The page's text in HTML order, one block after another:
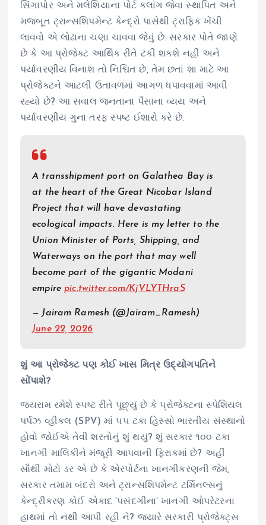
સિંગાપોર અને મલેશિયાના પોર્ટ ક્લાંગ જેવા સ્થાપિત અને
મજબૂત ટ્રાન્સશિપમેન્ટ કેન્દ્રો પાસેથી ટ્રાફિક ખેંચી
લાવવો એ લોઢાના ચણા ચાવવા જેવું છે. સરકાર પોતે જાણે
છે કે આ પ્રોજેક્ટ આર્થિક રીતે ટકી શકશે નહીં અને
પર્યાવરણીય વિનાશ તો નિશ્ચિત છે, તેમ છતાં શા માટે આ
પ્રોજેક્ટને આટલી ઉતાવળમાં આગળ ધપાવવામાં આવી
રહ્યો છે? આ સવાલ જનતાના પૈસાના વ્યય અને
પર્યાવરણીય ગુના તરફ સ્પષ્ટ ઈશારો કરે છે.
A transshipment port on Galathea Bay is
at the heart of the Great Nicobar Island
Project that will have devastating
ecological impacts. Here is my letter to the
Union Minister of Ports, Shipping, and
Waterways on the port that may well
become part of the gigantic Modani
empire pic.twitter.com/KjVLYTHraS
— Jairam Ramesh (@Jairam_Ramesh)
June 22, 2026
શું આ પ્રોજેક્ટ પણ કોઈ ખાસ મિત્ર ઉદ્યોગપતિને
સોંપાશે?
જયરામ રમેશે સ્પષ્ટ રીતે પૂછ્યું છે કે પ્રોજેક્ટના સ્પેશિયલ
પર્પઝ વ્હીકલ (SPV) માં ૫૫ ટકા હિસ્સો ભારતીય સંસ્થાનો
હોવો જોઈએ તેવી શરતોનું શું થયું? શું સરકાર ૧૦૦ ટકા
ખાનગી માલિકીને મંજૂરી આપવાની ફિરાકમાં છે? અહીં
સૌથી મોટો ડર એ છે કે એરપોર્ટના ખાનગીકરણની જેમ,
સરકાર તમામ બંદરો અને ટ્રાન્સશિપમેન્ટ ટર્મિનલ્સનું
કેન્દ્રીકરણ કોઈ એકાદ ‘પસંદગીના’ ખાનગી ઓપરેટરના
હાથમાં તો નથી આપી રહી ને? જ્યારે સરકારી પ્રોજેક્ટ્સ